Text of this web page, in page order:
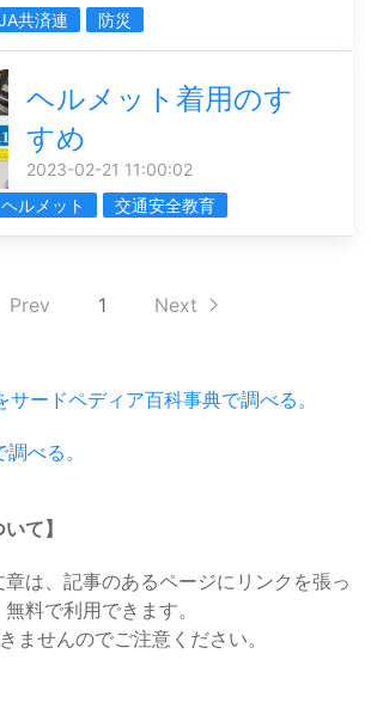
共済連 防災
ヘルメット着用のす
すめ
2023-02-21 11:00:02
ヘルメット 交通安全教育
Prev 1 Next
ードペディア百科事典で調べる。
べる。
て】
は、記事のあるページにリンクを張っ
料で利用できます。
ませんのでご注意ください。